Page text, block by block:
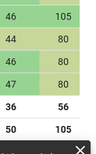
46 105
44 80
46 80
47 80
36 56
50 105